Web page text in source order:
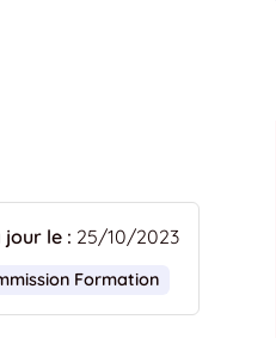
jour le : 25/10/2023
Formation